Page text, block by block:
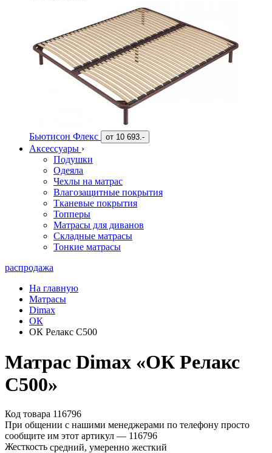
Бьютисон Флекс от 10 693.-
Аксессуары ›
Подушки
Одеяла
Чехлы на матрас
Влагозащитные покрытия
Тканевые покрытия
Топперы
Матрасы для диванов
Складные матрасы
Тонкие матрасы
распродажа
На главную
Матрасы
Dimax
ОК
ОК Релакс C500
Матрас Dimax «ОК Релакс
C500»
Код товара 116796
При общении с нашими менеджерами по телефону просто
сообщите им этот артикул — 116796
Жесткость средний, умеренно жесткий